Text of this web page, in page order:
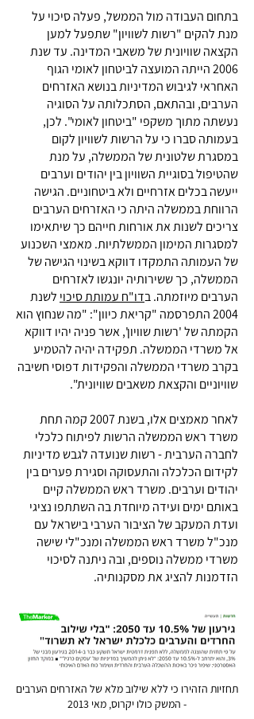
בתחום העבודה מול הממשל, פעלה סיכוי על
מנת להקים "רשות לשוויון" שתפעל למען
הקצאה שוויונית של משאבי המדינה. עד שנת
2006 הייתה המועצה לביטחון לאומי הגוף
האחראי לגיבוש המדיניות בנושא האזרחים
הערבים, ובהתאם, הסתכלותה על הסוגיה
נעשתה מתוך משקפי "ביטחון לאומי". לכן,
בעמותה סברו כי על הרשות לשוויון לקום
במסגרת שלטונית של הממשלה, על מנת
שהטיפול בסוגיית השוויון בין יהודים וערבים
ייעשה בכלים אזרחיים ולא ביטחוניים. הגישה
הרווחת בממשלה היתה כי האזרחים הערבים
צריכים לשנות את אורחות חייהם כך שיתאימו
למסגרות המימון הממשלתיות. מאמצי השכנוע
של העמותה התמקדו דווקא בשינוי הגישה של
הממשלה, כך ששירותיה יונגשו לאזרחים
הערבים מיוזמתה. בדו"ח עמותת סיכוי לשנת
2004 התפרסמה "קריאת כיוון": "מה שנחוץ הוא
הקמתה של 'רשות שוויון', אשר פניה יהיו דווקא
אל משרדי הממשלה. תפקידה יהיה להטמיע
בקרב משרדי הממשלה והפקידות דפוסי חשיבה
שוויוניים והקצאת משאבים שוויונית".
לאחר מאמצים אלו, בשנת 2007 קמה תחת
משרד ראש הממשלה הרשות לפיתוח כלכלי
לחברה הערבית - רשות שנועדה לגבש מדיניות
לקידום הכלכלה והתעסוקה וסגירת פערים בין
יהודים וערבים. משרד ראש הממשלה קיים
באותם ימים ועידה מיוחדת בה השתתפו נציגי
ועדת המעקב של הציבור הערבי בישראל עם
מנכ"ל משרד ראש הממשלה ומנכ"לי שישה
משרדי ממשלה נוספים, ובה ניתנה לסיכוי
הזדמנות להציג את מסקנותיה.
תחזיות הזהירו כי ללא שילוב מלא של האזרחים הערבים
- המשק כולו יקרוס, מאי 2013